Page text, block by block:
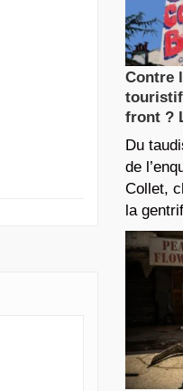
Contre
front ?
Du
de
Collet,
la